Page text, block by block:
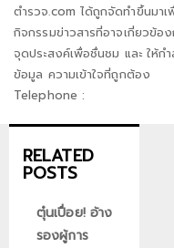
ตำรวจ.com ได้ถูกจัดทำขึ้นมา
กิจกรรมข่าวสารที่อาจเกี่ยวข้อ
จุดประสงค์เพื่อชื่นชม และ ให้ก
ข้อมูล ความเข้าใจที่ถูกต้อง
Telephone :
RELATED
POSTS
ตุ๋นเปื่อย! อ้าง
รองผู้การ